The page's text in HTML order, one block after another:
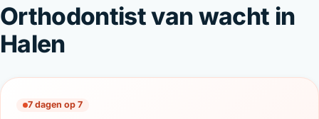
Orthodontist van wacht in
Halen
7 dagen op 7